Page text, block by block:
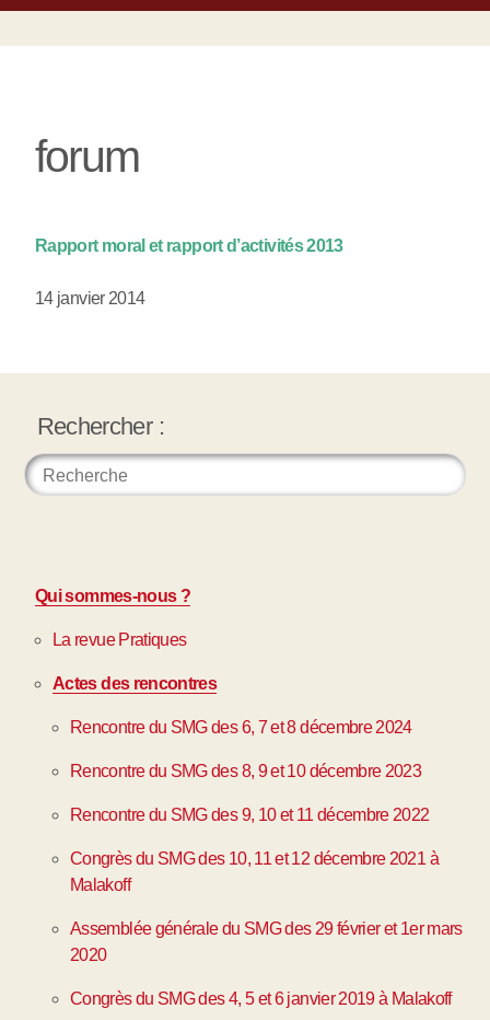
forum
Rapport moral et rapport d’activités 2013
14 janvier 2014
Rechercher :
Qui sommes-nous ?
La revue Pratiques
Actes des rencontres
Rencontre du SMG des 6, 7 et 8 décembre 2024
Rencontre du SMG des 8, 9 et 10 décembre 2023
Rencontre du SMG des 9, 10 et 11 décembre 2022
Congrès du SMG des 10, 11 et 12 décembre 2021 à
Malakoff
Assemblée générale du SMG des 29 février et 1er mars
2020
Congrès du SMG des 4, 5 et 6 janvier 2019 à Malakoff